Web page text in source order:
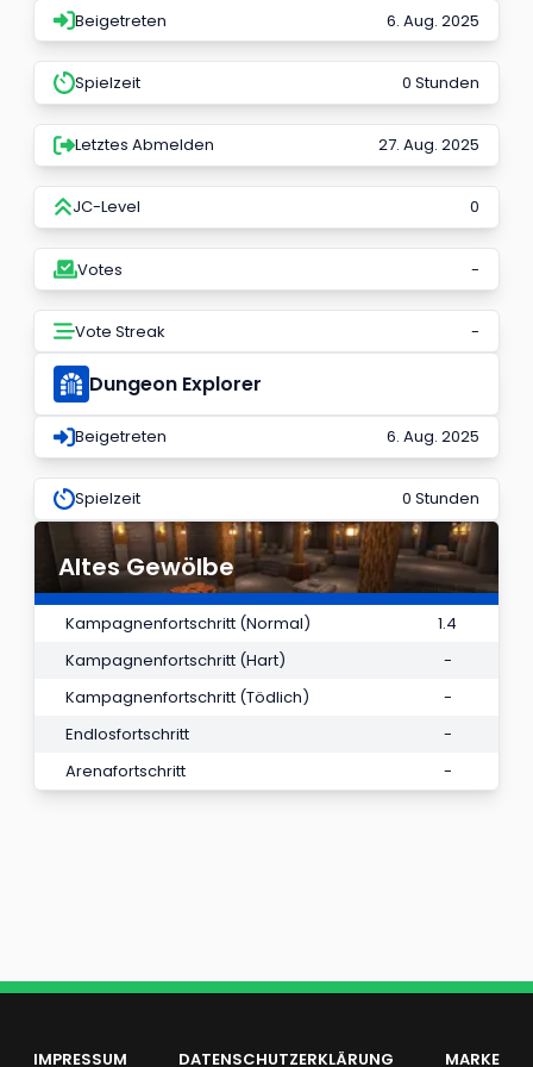
Beigetreten 6. Aug. 2025
Spielzeit 0 Stunden
Letztes Abmelden 27. Aug. 2025
JC-Level 0
Votes -
Vote Streak -
Dungeon Explorer
Beigetreten 6. Aug. 2025
Spielzeit 0 Stunden
Altes Gewölbe
Kampagnenfortschritt (Normal)
1.4
Kampagnenfortschritt (Hart)
-
Kampagnenfortschritt (Tödlich)
-
Endlosfortschritt
-
Arenafortschritt
-
IMPRESSUM DATENSCHUTZERKLÄRUNG MARKE